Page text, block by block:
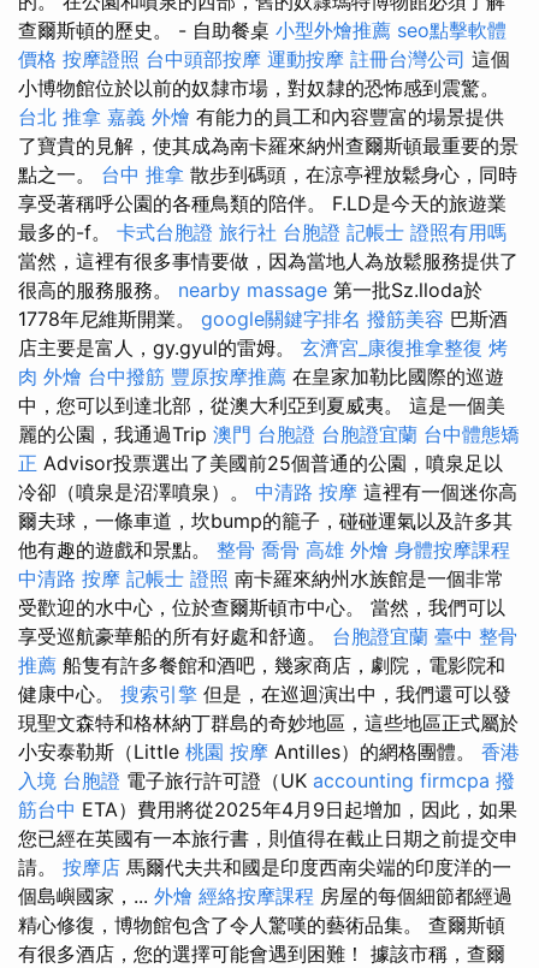
查爾斯頓的歷史。 - 自助餐桌 小型外燴推薦 seo點擊軟體
價格 按摩證照 台中頭部按摩 運動按摩 註冊台灣公司 這個
小博物館位於以前的奴隸市場，對奴隸的恐怖感到震驚。
台北 推拿 嘉義 外燴 有能力的員工和內容豐富的場景提供
了寶貴的見解，使其成為南卡羅來納州查爾斯頓最重要的景
點之一。 台中 推拿 散步到碼頭，在涼亭裡放鬆身心，同時
享受著稱呼公園的各種鳥類的陪伴。 F.LD是今天的旅遊業
最多的-f。 卡式台胞證 旅行社 台胞證 記帳士 證照有用嗎
當然，這裡有很多事情要做，因為當地人為放鬆服務提供了
很高的服務服務。 nearby massage 第一批Sz.lloda於
1778年尼維斯開業。 google關鍵字排名 撥筋美容 巴斯酒
店主要是富人，gy.gyul的雷姆。 玄濟宮_康復推拿整復 烤
肉 外燴 台中撥筋 豐原按摩推薦 在皇家加勒比國際的巡遊
中，您可以到達北部，從澳大利亞到夏威夷。 這是一個美
麗的公園，我通過Trip 澳門 台胞證 台胞證宜蘭 台中體態矯
正 Advisor投票選出了美國前25個普通的公園，噴泉足以
冷卻（噴泉是沼澤噴泉）。 中清路 按摩 這裡有一個迷你高
爾夫球，一條車道，坎bump的籠子，碰碰運氣以及許多其
他有趣的遊戲和景點。 整骨 喬骨 高雄 外燴 身體按摩課程
中清路 按摩 記帳士 證照 南卡羅來納州水族館是一個非常
受歡迎的水中心，位於查爾斯頓市中心。 當然，我們可以
享受巡航豪華船的所有好處和舒適。 台胞證宜蘭 臺中 整骨
推薦 船隻有許多餐館和酒吧，幾家商店，劇院，電影院和
健康中心。 搜索引擎 但是，在巡迴演出中，我們還可以發
現聖文森特和格林納丁群島的奇妙地區，這些地區正式屬於
小安泰勒斯（Little 桃園 按摩 Antilles）的網格團體。 香港
入境 台胞證 電子旅行許可證（UK accounting firmcpa 撥
筋台中 ETA）費用將從2025年4月9日起增加，因此，如果
您已經在英國有一本旅行書，則值得在截止日期之前提交申
請。 按摩店 馬爾代夫共和國是印度西南尖端的印度洋的一
個島嶼國家，... 外燴 經絡按摩課程 房屋的每個細節都經過
精心修復，博物館包含了令人驚嘆的藝術品集。 查爾斯頓
有很多酒店，您的選擇可能會遇到困難！ 據該市稱，查爾